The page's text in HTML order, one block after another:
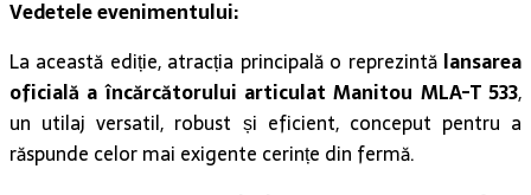
oficială a încărcătorului articulat Manitou MLA-T 533
un utilaj versatil, robust și eficient, conceput pentru a
răspunde celor mai exigente cerințe din fermă.
De asemenea,IPSO Agriculturăva prezenta o ofertă
specială pentru combinele dinseria T, care vine cu o